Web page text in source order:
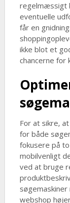
regelmæssigt
eventuelle
får en
ikke blot et
chancerne for
For at sikre,
for både
fokusere på
mobilvenligt
ved at bruge
webshop